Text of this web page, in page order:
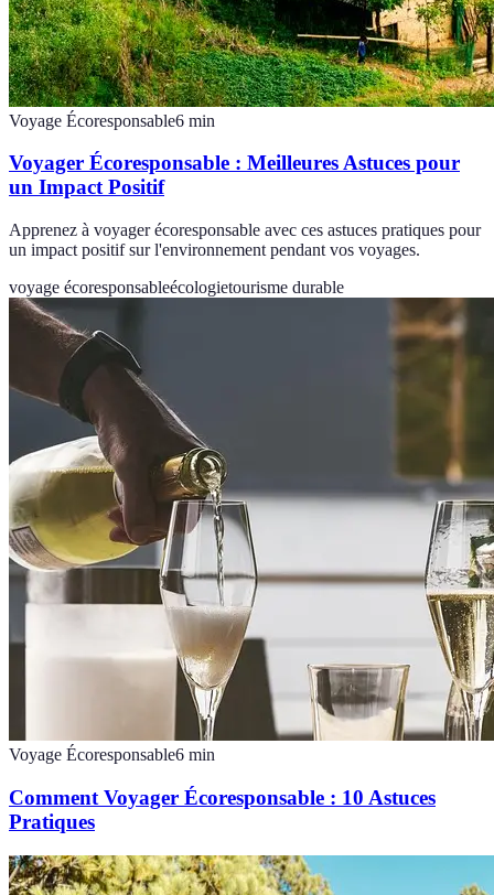
Voyage Écoresponsable6 min
Voyager Écoresponsable : Meilleures Astuces pour
un Impact Positif
Apprenez à voyager écoresponsable avec ces astuces pratiques pour
un impact positif sur l'environnement pendant vos voyages.
voyage écoresponsableécologietourisme durable
Voyage Écoresponsable6 min
Comment Voyager Écoresponsable : 10 Astuces
Pratiques